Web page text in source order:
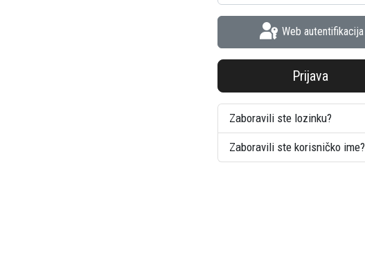
Web autentifikacija
Prijava
Zaboravili ste lozinku?
Zaboravili ste korisničko ime?